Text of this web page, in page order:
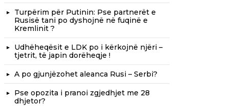
Turpërim për Putinin: Pse partnerët e
Rusisë tani po dyshojnë në fuqinë e
Kremlinit ?
Udhëheqësit e LDK po i kërkojnë njëri –
tjetrit, të japin dorëheqje !
A po gjunjëzohet aleanca Rusi – Serbi?
Pse opozita i pranoi zgjedhjet me 28
dhjetor?